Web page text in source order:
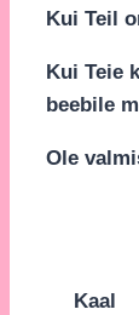
Kui Teil
Kui Teie
beebile
Ole
Kaal